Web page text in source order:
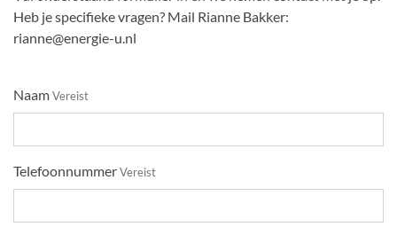
Heb je specifieke vragen? Mail Rianne Bakker:
rianne@energie-u.nl
NaamVereist
TelefoonnummerVereist